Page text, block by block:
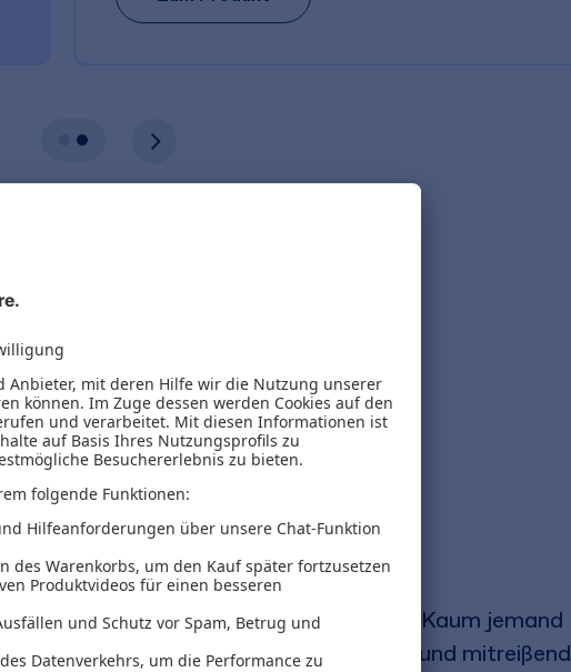
Texte lesergerecht zu formulieren. Kaum jemand
so aufbaut, dass sie spannend und mitreißend